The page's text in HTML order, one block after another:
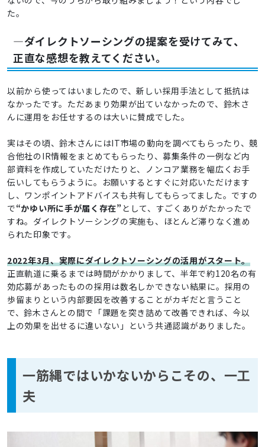
た。
―ダイレクトソーシングの提案を受けてみて、
正直な感想を教えてください。
以前から使ってはいましたので、新しい採用手法として抵抗は
なかったです。ただあまり効果が出ていなかったので、鈴木さ
んに運用をお任せするのは大いに賛成でした。
実はその頃、鈴木さんにはIT市場の動向を調べてもらったり、競
合他社のIR情報をまとめてもらったり、募集条件の一例など内
部資料を作成していただけたりと、ノンコア業務を幅広くお手
伝いしてもらうように。お願いするとすぐに対応いただけます
し、ワンポイントアドバイスも共有してもらってました。ですの
で“かゆい所に手が届く存在”として、すごくありがたかったで
すね。ダイレクトソーシングの実施も、ほとんど滞りなく進め
られた印象です。
2022年3月、実際にダイレクトソーシングの活用がスタート。
正直軌道に乗るまでは時間がかかりまして、半年で約120名の有
効応募があったものの採用は数名しかできない結果に。採用の
歩留まりという内部要因を改善することがカギだと言うこと
で、鈴木さんとの間で「課題を突き詰めて改善できれば、今以
上の効果を出せるに違いない」という共通認識がありました。
一筋縄ではいかないからこその、一工
夫